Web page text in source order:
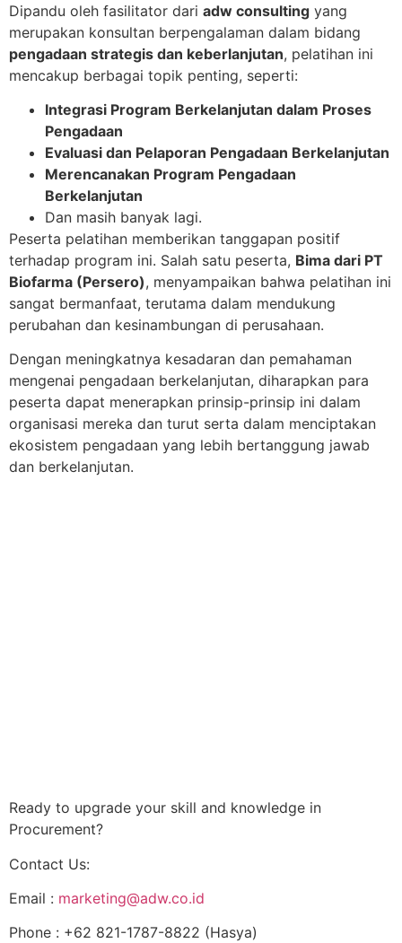
Dipandu oleh fasilitator dari adw consulting yang
merupakan konsultan berpengalaman dalam bidang
pengadaan strategis dan keberlanjutan, pelatihan ini
mencakup berbagai topik penting, seperti:
Integrasi Program Berkelanjutan dalam Proses
Pengadaan
Evaluasi dan Pelaporan Pengadaan Berkelanjutan
Merencanakan Program Pengadaan
Berkelanjutan
Dan masih banyak lagi.
Peserta pelatihan memberikan tanggapan positif
terhadap program ini. Salah satu peserta, Bima dari PT
Biofarma (Persero), menyampaikan bahwa pelatihan ini
sangat bermanfaat, terutama dalam mendukung
perubahan dan kesinambungan di perusahaan.
Dengan meningkatnya kesadaran dan pemahaman
mengenai pengadaan berkelanjutan, diharapkan para
peserta dapat menerapkan prinsip-prinsip ini dalam
organisasi mereka dan turut serta dalam menciptakan
ekosistem pengadaan yang lebih bertanggung jawab
dan berkelanjutan.
Ready to upgrade your skill and knowledge in
Procurement?
Contact Us:
Email : marketing@adw.co.id
Phone : +62 821-1787-8822 (Hasya)